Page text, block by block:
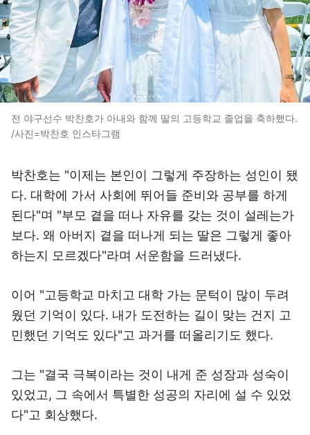
전 야구선수 박찬호가 아내와 함께 딸의 고등학교 졸업을 축하했다.
/사진=박찬호 인스타그램
박찬호는 "이제는 본인이 그렇게 주장하는 성인이 됐
다. 대학에 가서 사회에 뛰어들 준비와 공부를 하게
된다"며 "부모 곁을 떠나 자유를 갖는 것이 설레는가
보다. 왜 아버지 곁을 떠나게 되는 딸은 그렇게 좋아
하는지 모르겠다"라며 서운함을 드러냈다.
이어 "고등학교 마치고 대학 가는 문턱이 많이 두려
웠던 기억이 있다. 내가 도전하는 길이 맞는 건지 고
민했던 기억도 있다"고 과거를 떠올리기도 했다.
그는 "결국 극복이라는 것이 내게 준 성장과 성숙이
있었고, 그 속에서 특별한 성공의 자리에 설 수 있었
다"고 회상했다.